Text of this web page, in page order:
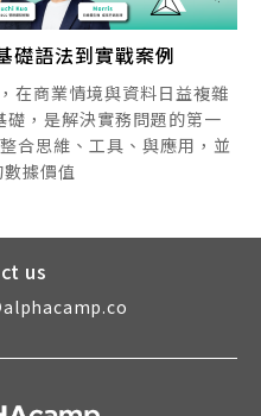
礎語法到實戰案例
在商業情境與資料日益複雜
礎，是解決實務問題的第一
合思維、工具、與應用，並
據價值
us